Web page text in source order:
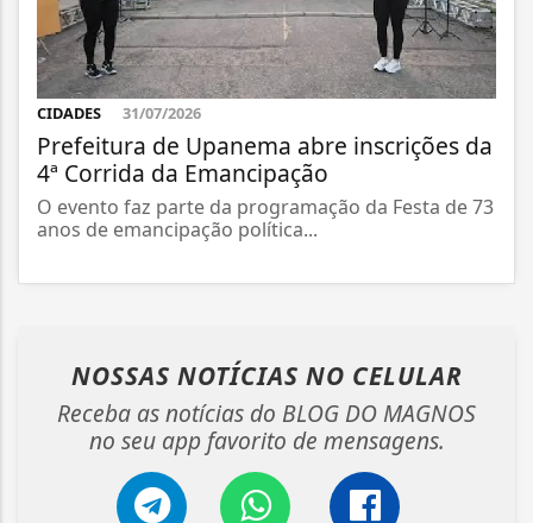
CIDADES 31/07/2026
Prefeitura de Upanema abre inscrições da
4ª Corrida da Emancipação
O evento faz parte da programação da Festa de 73
anos de emancipação política...
NOSSAS NOTÍCIAS NO CELULAR
Receba as notícias do BLOG DO MAGNOS
no seu app favorito de mensagens.